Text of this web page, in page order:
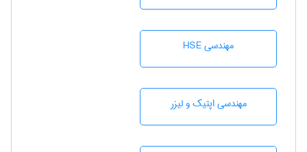
مهندسی HSE
مهندسی اپتیک و لیزر